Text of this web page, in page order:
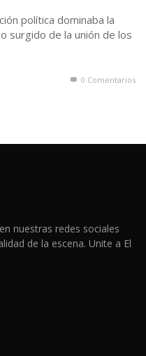
política dominaba la
surgido de la unión de los
0 Comentarios
nuestras redes sociales
de la escena. Unite a El